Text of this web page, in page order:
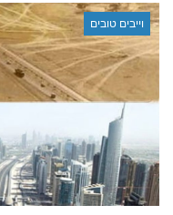
וייבים טובים